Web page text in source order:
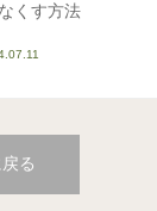
くす方法
る